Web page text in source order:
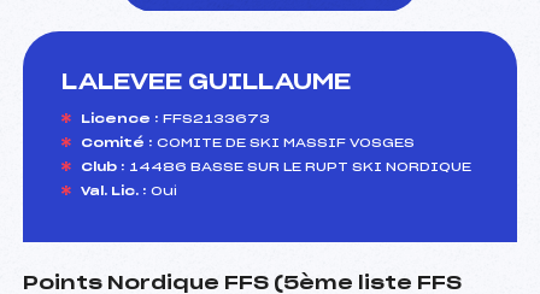
LALEVEE GUILLAUME
Licence : FFS2133673
Comité : COMITE DE SKI MASSIF VOSGES
Club : 14486 BASSE SUR LE RUPT SKI NORDIQUE
Val. Lic. : Oui
Points Nordique FFS (5ème liste FFS